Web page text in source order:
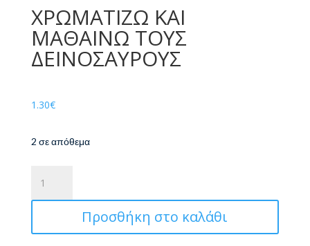
ΧΡΩΜΑΤΙΖΩ ΚΑΙ
ΜΑΘΑΙΝΩ ΤΟΥΣ
ΔΕΙΝΟΣΑΥΡΟΥΣ
1.30€
2 σε απόθεμα
ΚΑΙ
ΜΑΘΑΙΝΩ
ΔΕΙΝΟΣΑΥΡΟΥΣ
Προσθήκη στο καλάθι